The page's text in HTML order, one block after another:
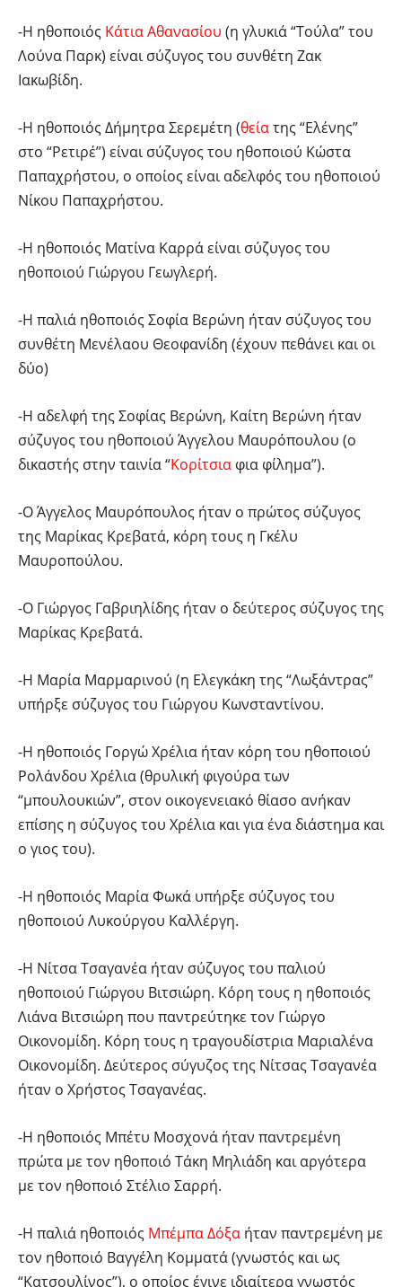
-Η ηθοποιός Κάτια Αθανασίου (η γλυκιά “Τούλα” του
Λούνα Παρκ) είναι σύζυγος του συνθέτη Ζακ
Ιακωβίδη.
-Η ηθοποιός Δήμητρα Σερεμέτη (θείατης “Ελένης”
στο “Ρετιρέ”) είναι σύζυγος του ηθοποιού Κώστα
Παπαχρήστου, ο οποίος είναι αδελφός του ηθοποιού
Νίκου Παπαχρήστου.
-Η ηθοποιός Ματίνα Καρρά είναι σύζυγος του
ηθοποιού Γιώργου Γεωγλερή.
-Η παλιά ηθοποιός Σοφία Βερώνη ήταν σύζυγος του
συνθέτη Μενέλαου Θεοφανίδη (έχουν πεθάνει και οι
δύο)
-Η αδελφή της Σοφίας Βερώνη, Καίτη Βερώνη ήταν
σύζυγος του ηθοποιού Άγγελου Μαυρόπουλου (ο
δικαστής στην ταινία “Κορίτσια φια φίλημα”).
-Ο Άγγελος Μαυρόπουλος ήταν ο πρώτος σύζυγος
της Μαρίκας Κρεβατά, κόρη τους η Γκέλυ
Μαυροπούλου.
-Ο Γιώργος Γαβριηλίδης ήταν ο δεύτερος σύζυγος της
Μαρίκας Κρεβατά.
-Η Μαρία Μαρμαρινού (η Ελεγκάκη της “Λωξάντρας”
υπήρξε σύζυγος του Γιώργου Κωνσταντίνου.
-Η ηθοποιός Γοργώ Χρέλια ήταν κόρη του ηθοποιού
Ρολάνδου Χρέλια (θρυλική φιγούρα των
“μπουλουκιών”, στον οικογενειακό θίασο ανήκαν
επίσης η σύζυγος του Χρέλια και για ένα διάστημα και
ο γιος του).
-Η ηθοποιός Μαρία Φωκά υπήρξε σύζυγος του
ηθοποιού Λυκούργου Καλλέργη.
-Η Νίτσα Τσαγανέα ήταν σύζυγος του παλιού
ηθοποιού Γιώργου Βιτσιώρη. Κόρη τους η ηθοποιός
Λιάνα Βιτσιώρη που παντρεύτηκε τον Γιώργο
Οικονομίδη. Κόρη τους η τραγουδίστρια Μαριαλένα
Οικονομίδη. Δεύτερος σύγυζος της Νίτσας Τσαγανέα
ήταν ο Χρήστος Τσαγανέας.
-Η ηθοποιός Μπέτυ Μοσχονά ήταν παντρεμένη
πρώτα με τον ηθοποιό Τάκη Μηλιάδη και αργότερα
με τον ηθοποιό Στέλιο Σαρρή.
-Η παλιά ηθοποιός Μπέμπα Δόξα ήταν παντρεμένη με
τον ηθοποιό Βαγγέλη Κομματά (γνωστός και ως
“Κατσουλίνος”), ο οποίος έγινε ιδιαίτερα γνωστός